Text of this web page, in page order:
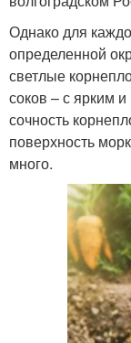
Однако для
определенной
светлые
соков – с ярким
сочность
поверхность
много.